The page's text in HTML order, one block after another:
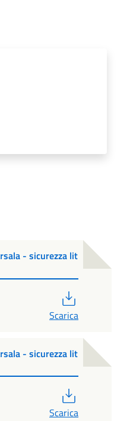
- sicurezza lit
Scarica
- sicurezza lit
Scarica